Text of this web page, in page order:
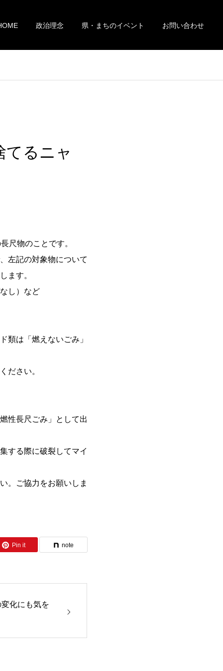
政治理念 県・まちのイベント お問い合わせ
るニャ
尺物のことです。
左記の対象物について
ます。
し）など
類は「燃えないごみ」
ださい。
性長尺ごみ」として出
する際に破裂してマイ
。ご協力をお願いしま
Pin it note
化にも気を